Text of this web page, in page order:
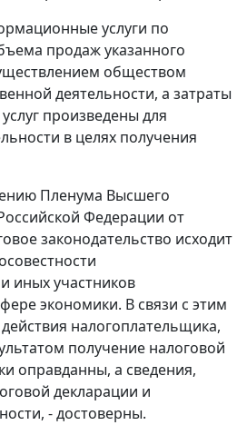
услуги по
продаж указанного
обществом
деятельности, а затраты
произведены для
в целях получения
Пленума Высшего
Федерации от
законодательство исходит
иных участников
экономики. В связи с этим
налогоплательщика,
получение налоговой
оправданны, а сведения,
декларации и
- достоверны.